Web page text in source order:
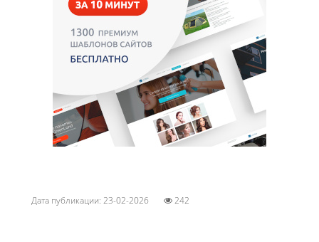
Дата публикации: 23-02-2026 242